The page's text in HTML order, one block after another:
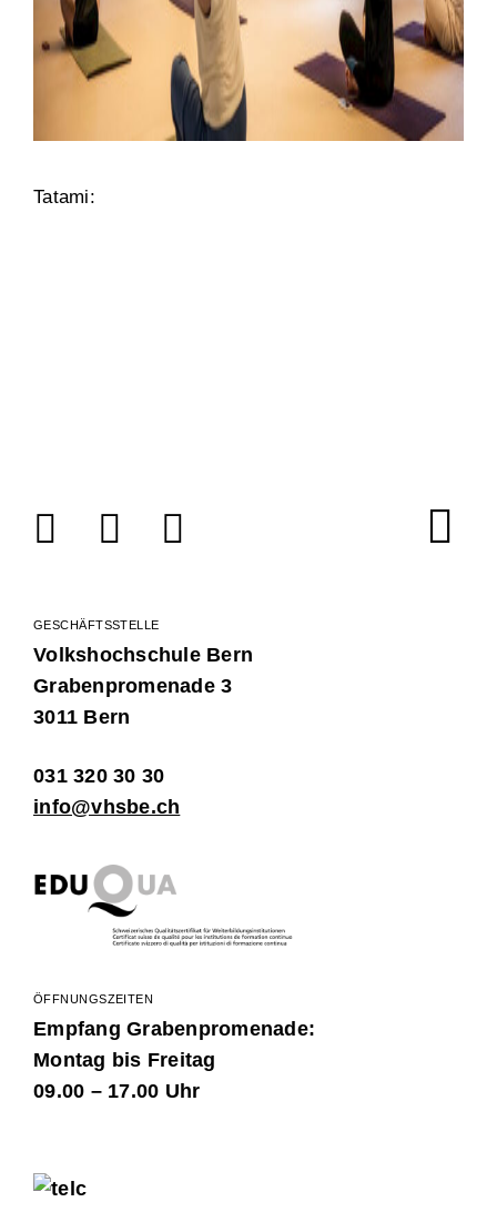
Tatami:
GESCHÄFTSSTELLE
Volkshochschule Bern
Grabenpromenade 3
3011 Bern
031 320 30 30
info@vhsbe.ch
ÖFFNUNGSZEITEN
Empfang Grabenpromenade:
Montag bis Freitag
09.00 – 17.00 Uhr
FacebookInstagram